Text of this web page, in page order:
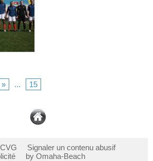
» ... 15
CVG
Signaler un contenu abusif
by Omaha-Beach